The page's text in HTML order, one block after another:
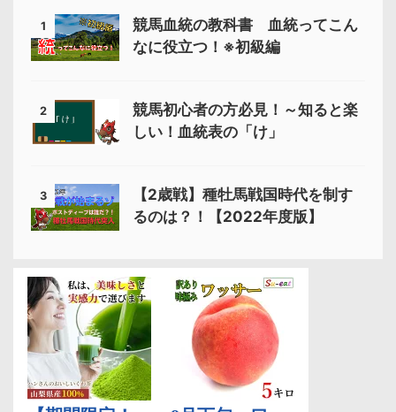
1
競馬血統の教科書 血統ってこん
なに役立つ！※初級編
2
競馬初心者の方必見！～知ると楽
しい！血統表の「け」
3
【2歳戦】種牡馬戦国時代を制す
るのは？！【2022年度版】